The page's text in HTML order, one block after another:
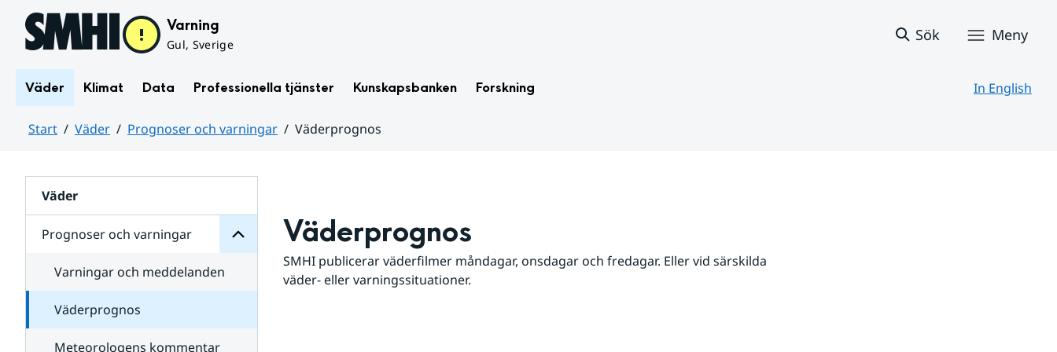
Hoppa till sidans innehåll Varning
Gul, Sverige
Sök Meny
Väder Klimat Data Professionella tjänster Kunskapsbanken Forskning In English
Start Väder Prognoser och varningar
Väderprognos
Väder
Prognoser och varningar
för
varningar
Varningar och meddelanden
Väderprognos
Meteorologens kommentar
Väderprognos
SMHI publicerar väderfilmer måndagar, onsdagar och fredagar. Eller vid särskilda
väder- eller varningssituationer.